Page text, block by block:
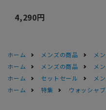
4,290円
ホーム メンズの商品 メ
ホーム
メンズの商品 メ
ホーム
セットセール メ
ホーム
特集 ウォッシャ